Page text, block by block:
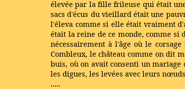
élevée par la fille frileuse qui était
sacs d'écus du vieillard était une
l'éleva comme si elle était vraiment
était la reine de ce monde, comme si
nécessairement à l'âge où le
Combleux, le château comme on dit
buis, où on avait consenti un
les digues, les levées avec leurs
.....